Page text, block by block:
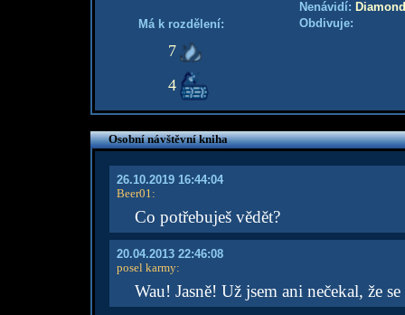
Má k rozdělení:
7
4
Nenávidí:
Obdivuje:
Osobní návštěvní kniha
26.10.2019 16:44:04
Beer01:
Co potřebuješ vědět?
20.04.2013 22:46:08
posel karmy:
Wau! Jasně! Už jsem ani nečekal, že